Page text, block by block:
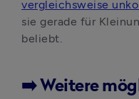
vergleichsweise
sie gerade für
beliebt.
➡️ Weitere